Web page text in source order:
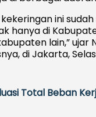
ini
hanya di
lain,” ujar
di Jakarta,
Total Beban